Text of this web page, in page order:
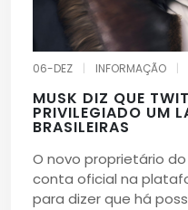
06-DEZ INFORMAÇÃO
MUSK DIZ QUE
PRIVILEGIADO UM
BRASILEIRAS
O novo proprietário do
conta oficial na
para dizer que há